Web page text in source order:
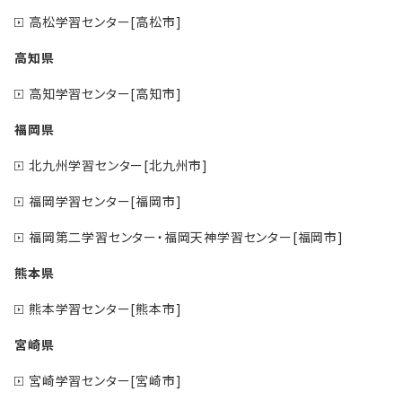
高松学習センター[高松市]
高知県
高知学習センター[高知市]
福岡県
北九州学習センター[北九州市]
福岡学習センター[福岡市]
福岡第二学習センター・福岡天神学習センター[福岡市]
熊本県
熊本学習センター[熊本市]
宮崎県
宮崎学習センター[宮崎市]